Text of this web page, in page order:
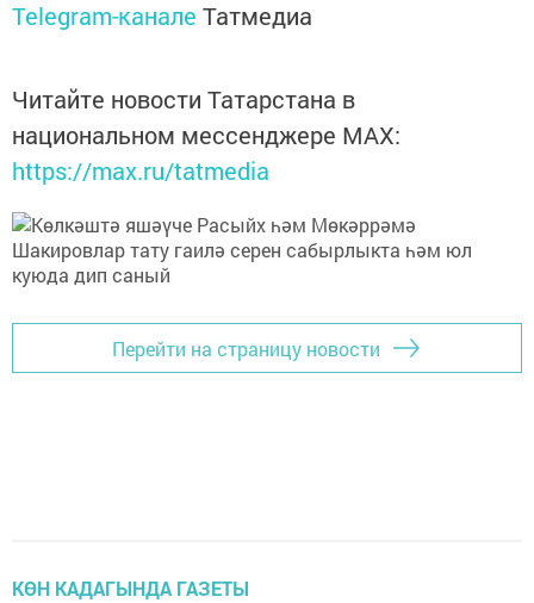
Telegram-канале Татмедиа
Читайте новости Татарстана в
национальном мессенджере MАХ:
https://max.ru/tatmedia
Перейти на страницу новости
КӨН КАДАГЫНДА ГАЗЕТЫ